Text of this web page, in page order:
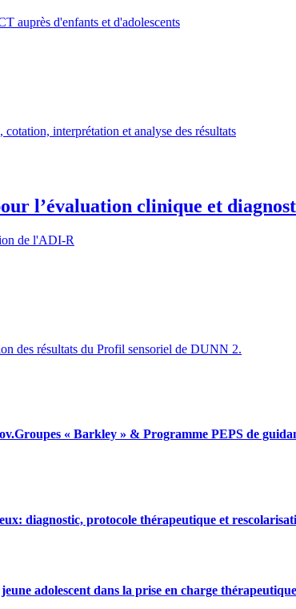
auprès d'enfants et d'adolescents
interprétation et analyse des résultats
l’évaluation clinique et
de l'ADI-R
des résultats du Profil sensoriel de DUNN 2.
Groupes « Barkley » & Programme PEPS de
diagnostic, protocole thérapeutique et
adolescent dans la prise en charge thérapeutique